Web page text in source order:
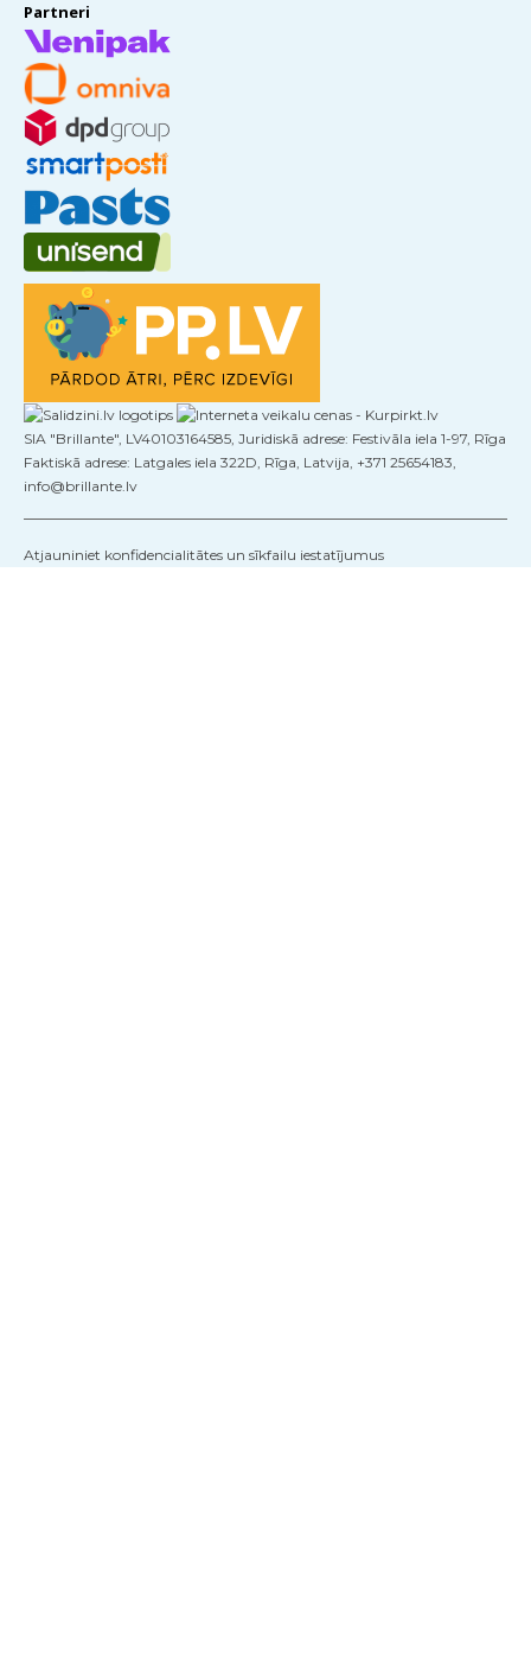
Partneri
SIA "Brillante", LV40103164585, Juridiskā adrese: Festivāla iela 1-97, Rīga
Faktiskā adrese: Latgales iela 322D, Rīga, Latvija, +371 25654183,
info@brillante.lv
Atjauniniet konfidencialitātes un sīkfailu iestatījumus